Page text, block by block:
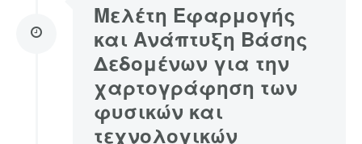
Μελέτη Εφαρμογής
και Ανάπτυξη Βάσης
Δεδομένων για την
χαρτογράφηση των
φυσικών και
τεχνολογικών